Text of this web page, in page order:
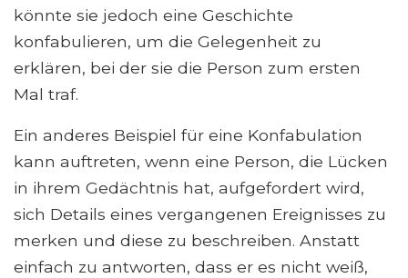
könnte sie jedoch eine Geschichte
konfabulieren, um die Gelegenheit zu
erklären, bei der sie die Person zum ersten
Mal traf.
Ein anderes Beispiel für eine Konfabulation
kann auftreten, wenn eine Person, die Lücken
in ihrem Gedächtnis hat, aufgefordert wird,
sich Details eines vergangenen Ereignisses zu
merken und diese zu beschreiben. Anstatt
einfach zu antworten, dass er es nicht weiß,